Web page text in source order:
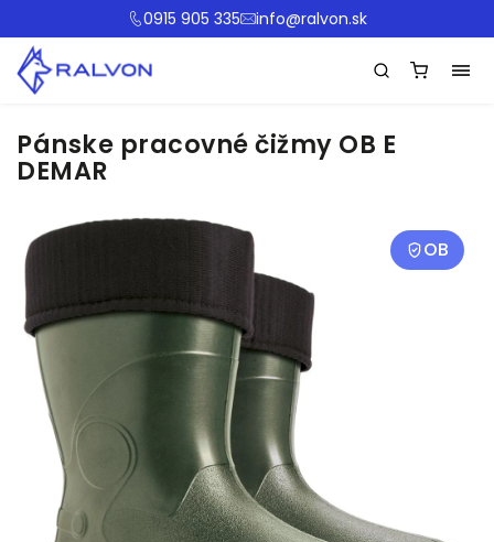
0915 905 335 info@ralvon.sk
Pánske pracovné čižmy OB E
DEMAR
OB